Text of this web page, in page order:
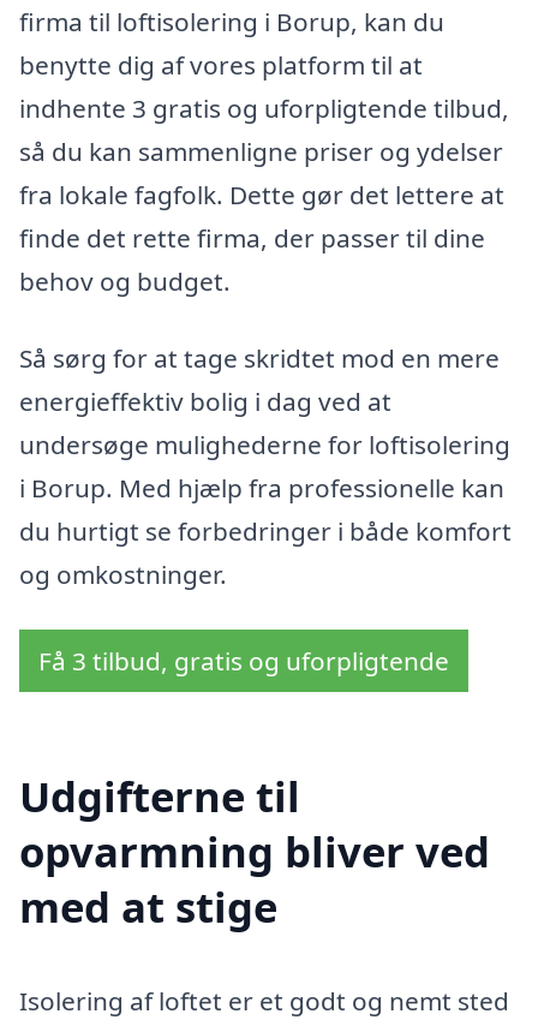
firma til loftisolering i Borup, kan du
benytte dig af vores platform til at
indhente 3 gratis og uforpligtende tilbud,
så du kan sammenligne priser og ydelser
fra lokale fagfolk. Dette gør det lettere at
finde det rette firma, der passer til dine
behov og budget.
Så sørg for at tage skridtet mod en mere
energieffektiv bolig i dag ved at
undersøge mulighederne for loftisolering
i Borup. Med hjælp fra professionelle kan
du hurtigt se forbedringer i både komfort
og omkostninger.
Få 3 tilbud, gratis og uforpligtende
Udgifterne til
opvarmning bliver ved
med at stige
Isolering af loftet er et godt og nemt sted